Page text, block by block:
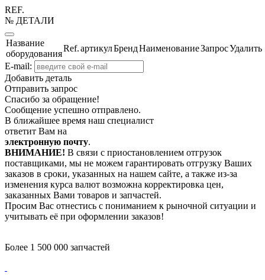
REF.
№ ДЕТАЛИ
Название
оборудования
Ref.артикулБрендНаименованиеЗапросУдалить
E-mail:
Добавить деталь
Отправить запрос
Спасибо за обращение!
Сообщение успешно отправлено.
В ближайшее время наш специалист
ответит Вам на
электронную почту.
ВНИМАНИЕ! В связи с приостановлением отгрузок
поставщиками, мы не можем гарантировать отгрузку Ваших
заказов в сроки, указанных на нашем сайте, а также из-за
изменения курса валют возможна корректировка цен,
заказанных Вами товаров и запчастей.
Просим Вас отнестись с пониманием к рыночной ситуации и
учитывать её при оформлении заказов!
Более 1 500 000 запчастей